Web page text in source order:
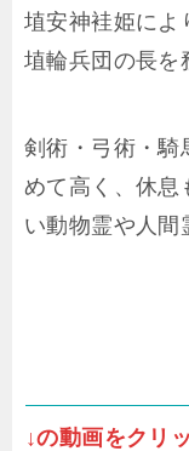
埴安神袿姫によ
埴輪兵団の長を
剣術・弓術・
めて高く、休
い動物霊や人間
↓の動画をクリ